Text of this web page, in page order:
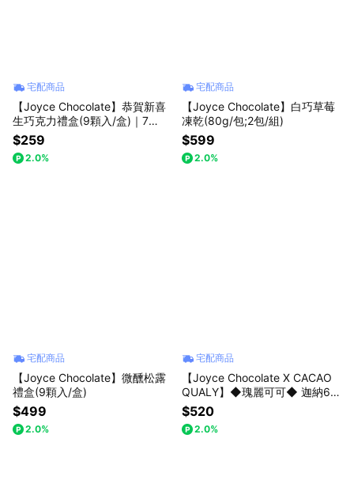
宅配商品
【Joyce Chocolate】恭賀新喜
生巧克力禮盒(9顆入/盒)｜7
3%、85%、伯爵、威士忌
$259
2.0%
宅配商品
【Joyce Chocolate】白巧草莓
凍乾(80g/包;2包/組)
$599
2.0%
宅配商品
【Joyce Chocolate】微醺松露
禮盒(9顆入/盒)
$499
2.0%
宅配商品
【Joyce Chocolate X CACAO
QUALY】◆瑰麗可可◆ 迦納6
6%生巧克力(25顆入)
$520
2.0%